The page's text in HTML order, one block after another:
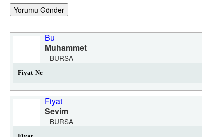
Yorumu Gönder
Bu
Muhammet
BURSA
Fiyat Ne
Fiyat
Sevim
BURSA